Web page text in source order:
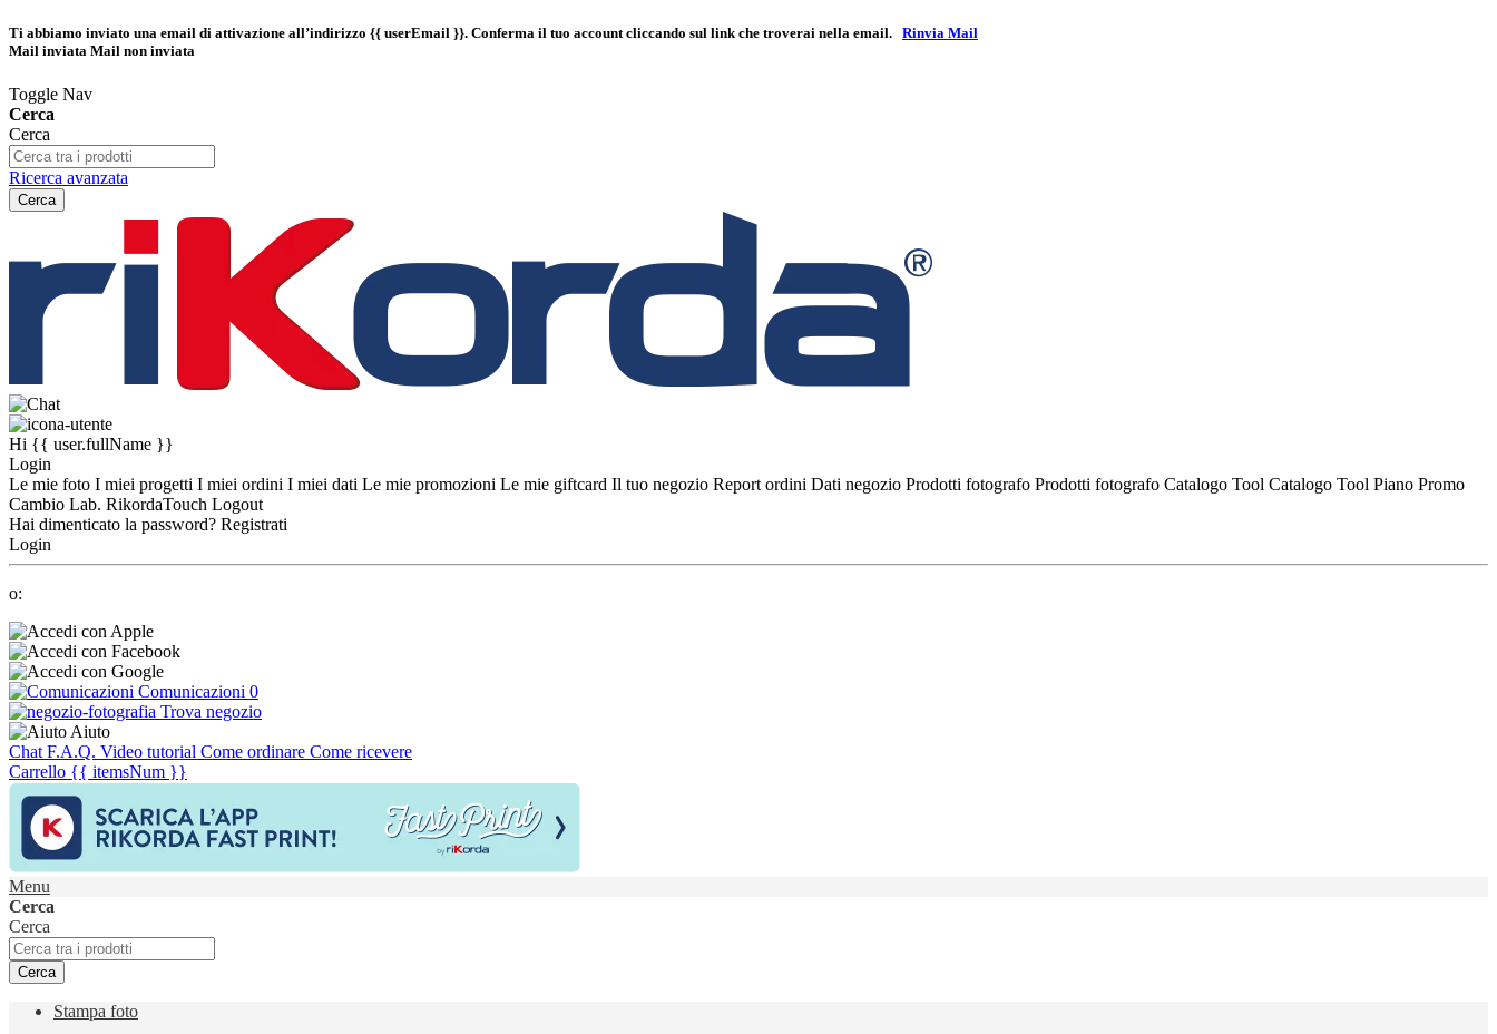
Ti abbiamo inviato una email di attivazione all’indirizzo {{ userEmail }}. Conferma il tuo account cliccando sul link che troverai nella email. Rinvia Mail
Mail inviata Mail non inviata
Toggle Nav
Cerca
Cerca
Ricerca avanzata
Cerca
Hi {{ user.fullName }}
Login
Le mie foto I miei progetti I miei ordini I miei dati Le mie promozioni Le mie giftcard Il tuo negozio Report ordini Dati negozio Prodotti fotografo Prodotti fotografo Catalogo Tool Catalogo Tool Piano Promo
Cambio Lab. RikordaTouch Logout
Hai dimenticato la password? Registrati
Login
o:
Comunicazioni 0
Trova negozio
Aiuto
Chat F.A.Q. Video tutorial Come ordinare Come ricevere
Carrello {{ itemsNum }}
Menu
Cerca
Cerca
Cerca
Stampa foto